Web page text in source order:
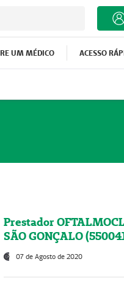
UM MÉDICO ACESSO
Prestador
SÃO GONÇALO
07 de Agosto de 2020